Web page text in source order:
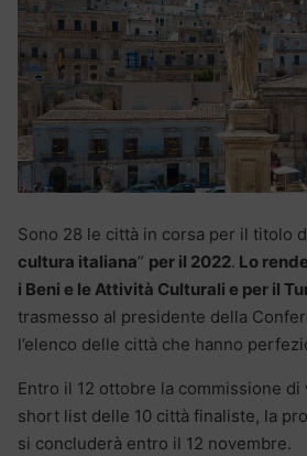
Sono 28 le città in corsa per il titolo
cultura italiana” per il 2022. Lo
i Beni e le Attività Culturali e per il
trasmesso al presidente della
l’elenco delle città che hanno
Entro il 12 ottobre la commissione
short list delle 10 città finaliste, la
si concluderà entro il 12 novembre.